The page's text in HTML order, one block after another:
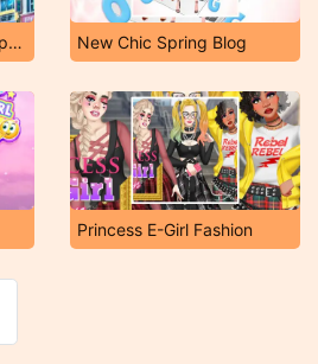
Princesses: Royals vs Hipsters! New Chic Spring Blog
Princess E-Girl Fashion